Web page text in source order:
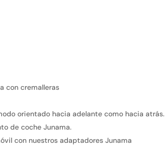
con cremalleras
orientado hacia adelante como hacia atrás.
de coche Junama.
con nuestros adaptadores Junama